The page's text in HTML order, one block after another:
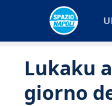
Lukaku
giorno